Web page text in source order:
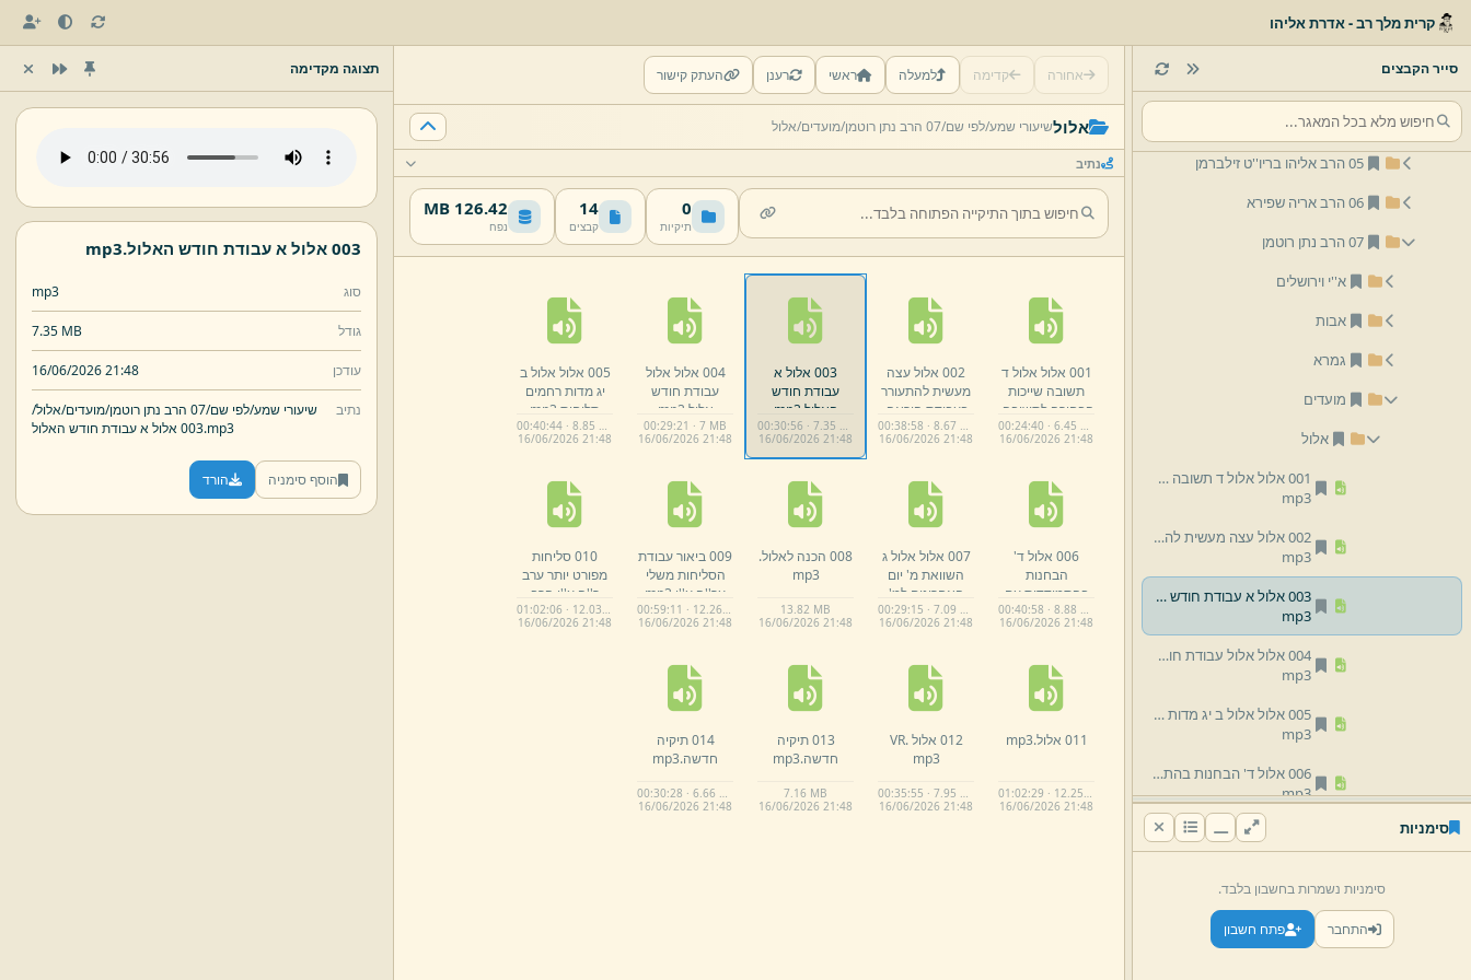
קרית מלך רב - אדרת אליהו
סייר הקבצים
02 הרב אליהו זילברמן
04 הרב משולם וורמסר
05 הרב אליהו בריו''ט זילברמן
06 הרב אריה שפירא
07 הרב נתן רוטמן
א''י וירושלים
אבות
גמרא
מועדים
אלול
001 אלול אלול ד תשובה שייכות הבחירה לתשובה.
mp3
002 אלול עצה מעשית להתעורר בעבודת היראה.
mp3
003 אלול א עבודת חודש האלול.
mp3
004 אלול אלול עבודת חודש אלול.
mp3
005 אלול אלול ב יג מדות רחמים סליחות.
mp3
006 אלול ד' הבחנות בהתמודדות עם היצה''ר ודרך ההתמודדות.
mp3
007 אלול אלול ג השוואת מ' יום האחרונים למ' הראשונים.
mp3
008 הכנה לאלול.
mp3
סימניות
סימניות נשמרות בחשבון בלבד.
התחבר פתח חשבון
אחורה קדימה למעלה ראשי רענן העתק קישור
אלולשיעורי שמע/לפי שם/07 הרב נתן רוטמן/ מועדים/אלול
נתיב
0
תיקיות
14
קבצים
126.42 MB
נפח
001 אלול אלול ד
תשובה שייכות
הבחירה לתשובה.
mp3
00:24:40 · 6.45 MB
16/06/2026 21:48
002 אלול עצה
מעשית להתעורר
בעבודת היראה.
mp3
00:38:58 · 8.67 MB
16/06/2026 21:48
003 אלול א
עבודת חודש
האלול. mp3
00:30:56 · 7.35 MB
16/06/2026 21:48
004 אלול אלול
עבודת חודש
אלול. mp3
00:29:21 · 7 MB
16/06/2026 21:48
005 אלול אלול ב
יג מדות רחמים
סליחות. mp3
00:40:44 · 8.85 MB
16/06/2026 21:48
006 אלול ד'
הבחנות
בהתמודדות עם
היצה''ר ודרך
ההתמודדות.mp3
00:40:58 · 8.88 MB
16/06/2026 21:48
007 אלול אלול ג
השוואת מ' יום
האחרונים למ'
הראשונים.mp3
00:29:15 · 7.09 MB
16/06/2026 21:48
008 הכנה לאלול.
mp3
13.82 MB
16/06/2026 21:48
009 ביאור עבודת
הסליחות משלי
ער''ה ע''ו. mp3
00:59:11 · 12.26 MB
16/06/2026 21:48
010 סליחות
מפורט יותר ערב
ר''ה ע''ו הרב
דרזי. mp3
01:02:06 · 12.03 MB
16/06/2026 21:48
011 אלול. mp3
01:02:29 · 12.25 MB
16/06/2026 21:48
012 אלול VR.
mp3
00:35:55 · 7.95 MB
16/06/2026 21:48
013 תיקיה
חדשה.mp3
7.16 MB
16/06/2026 21:48
014 תיקיה
חדשה.mp3
00:30:28 · 6.66 MB
16/06/2026 21:48
תצוגה מקדימה
003 אלול א עבודת חודש האלול. mp3
סוג mp3
גודל 7.35 MB
עודכן 16/06/2026 21:48
נתיב שיעורי שמע/לפי שם/07 הרב נתן רוטמן/ מועדים/אלול/
003 אלול א עבודת חודש האלול.mp3
הוסף סימניה הורד